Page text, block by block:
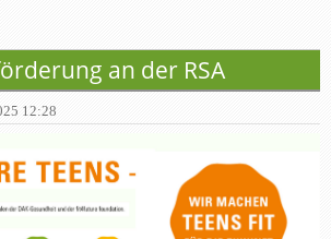
an der RSA
12:28